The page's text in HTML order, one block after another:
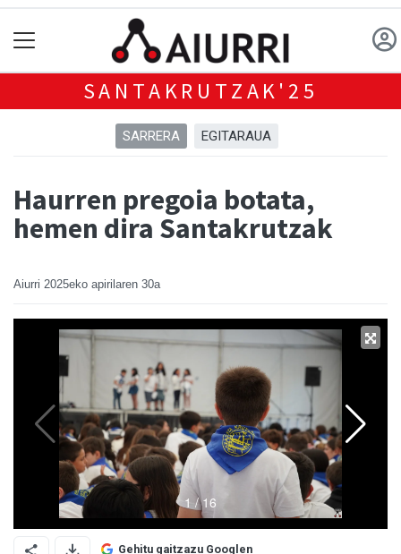
SANTAKRUTZAK'25
SARRERA EGITARAUA
Haurren pregoia botata,
hemen dira Santakrutzak
Aiurri 2025eko apirilaren 30a
Gehitu gaitzazu Googlen